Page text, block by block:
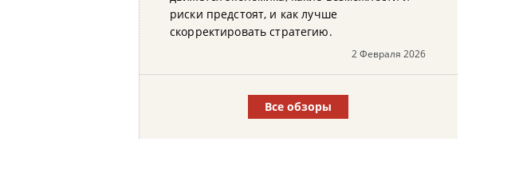
риски предстоят, и как лучше
скорректировать стратегию.
2 Февраля 2026
Все обзоры